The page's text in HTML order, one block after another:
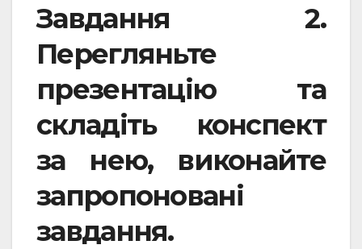
Завдання 2.
Перегляньте
презентацію та
складіть конспект
за нею, виконайте
запропоновані
завдання.